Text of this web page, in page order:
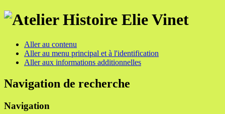
Aller au contenu
Aller au menu principal et à l'identification
Aller aux informations additionnelles
Navigation de recherche
Navigation